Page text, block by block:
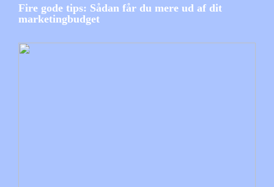
Fire gode tips: Sådan får du mere ud af dit
marketingbudget